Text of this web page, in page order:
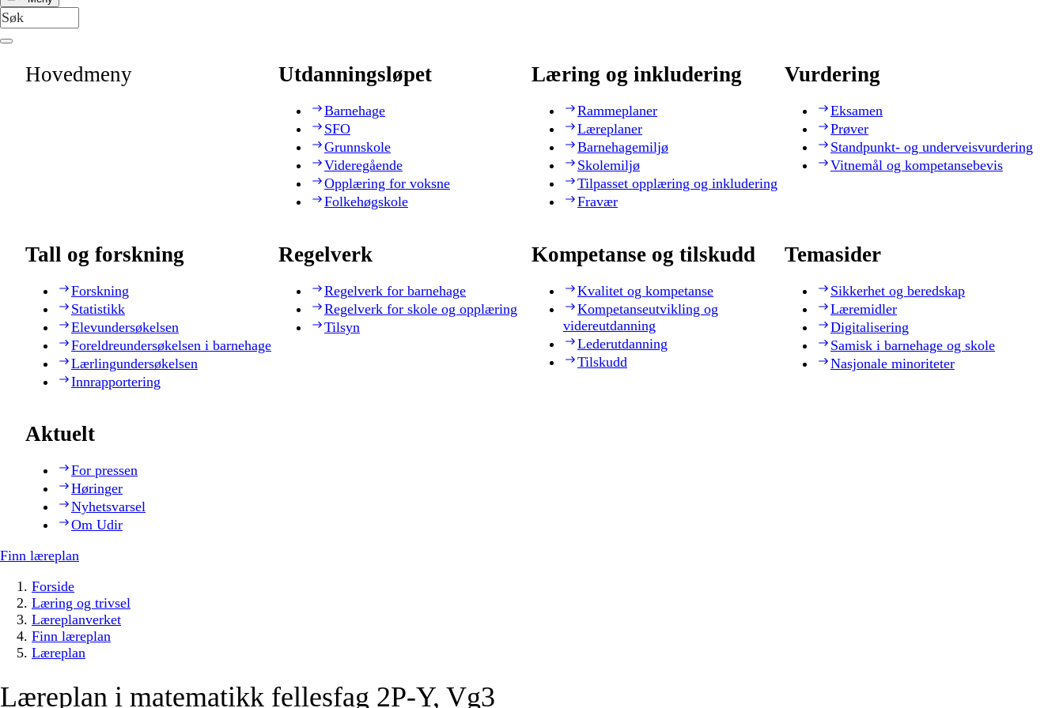
Hovedmeny Utdanningsløpet
Barnehage
SFO
Grunnskole
Videregående
Opplæring for voksne
Folkehøgskole
Læring og inkludering
Rammeplaner
Læreplaner
Barnehagemiljø
Skolemiljø
Tilpasset opplæring og inkludering
Fravær
Vurdering
Eksamen
Prøver
Standpunkt- og underveisvurdering
Vitnemål og kompetansebevis
Tall og forskning
Forskning
Statistikk
Elevundersøkelsen
Foreldreundersøkelsen i barnehage
Lærlingundersøkelsen
Innrapportering
Regelverk
Regelverk for barnehage
Regelverk for skole og opplæring
Tilsyn
Kompetanse og tilskudd
Kvalitet og kompetanse
Kompetanseutvikling og
videreutdanning
Lederutdanning
Tilskudd
Temasider
Sikkerhet og beredskap
Læremidler
Digitalisering
Samisk i barnehage og skole
Nasjonale minoriteter
Aktuelt
For pressen
Høringer
Nyhetsvarsel
Om Udir
Finn læreplan
Forside
Læring og trivsel
Læreplanverket
Finn læreplan
Læreplan
Læreplan i matematikk fellesfag 2P-Y, Vg3